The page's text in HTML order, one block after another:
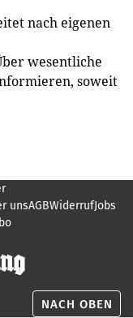
nach eigenen
wesentliche
soweit
unsAGBWiderrufJobs
NACH OBEN